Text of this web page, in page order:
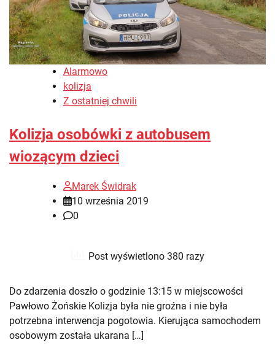
Alarmowo
kolizja
Z ostatniej chwili
Kolizja osobówki z autobusem
wiozącym dzieci
Marek Świdrak
10 września 2019
0
Post wyświetlono 380 razy
Do zdarzenia doszło o godzinie 13:15 w miejscowości
Pawłowo Żońskie Kolizja była nie groźna i nie była
potrzebna interwencja pogotowia. Kierująca samochodem
osobowym została ukarana […]